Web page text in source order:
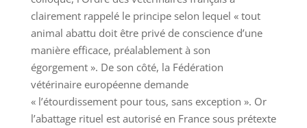
clairement rappelé le principe selon lequel « tout
animal abattu doit être privé de conscience d’une
manière efficace, préalablement à son
égorgement ». De son côté, la Fédération
vétérinaire européenne demande
« l’étourdissement pour tous, sans exception ». Or
l’abattage rituel est autorisé en France sous prétexte